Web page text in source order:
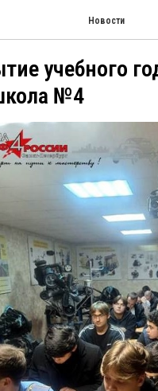
Новости
учебного
№4